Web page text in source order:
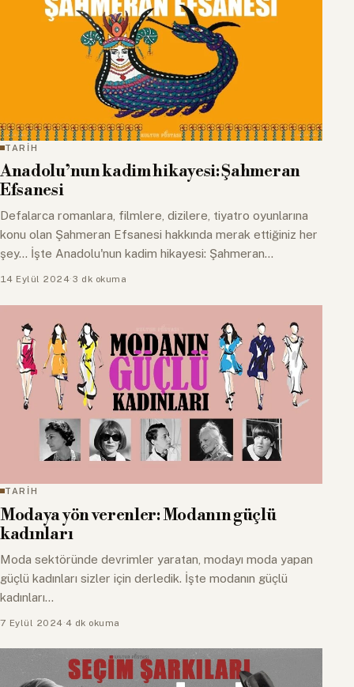
TARİH
Anadolu’nun kadim hikayesi: Şahmeran
Efsanesi
Defalarca romanlara, filmlere, dizilere, tiyatro oyunlarına
konu olan Şahmeran Efsanesi hakkında merak ettiğiniz her
şey... İşte Anadolu'nun kadim hikayesi: Şahmeran…
14 Eylül 2024·3 dk okuma
TARİH
Modaya yön verenler: Modanın güçlü
kadınları
Moda sektöründe devrimler yaratan, modayı moda yapan
güçlü kadınları sizler için derledik. İşte modanın güçlü
kadınları...
7 Eylül 2024·4 dk okuma